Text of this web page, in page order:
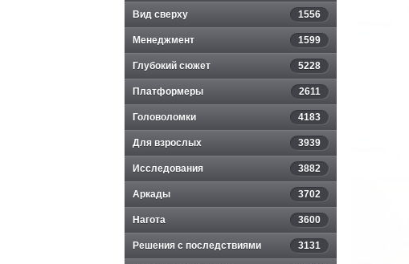
Вид сверху 1556
Менеджмент 1599
Глубокий сюжет 5228
Платформеры 2611
Головоломки 4183
Для взрослых 3939
Исследования 3882
Аркады 3702
Нагота 3600
Решения с последствиями 3131